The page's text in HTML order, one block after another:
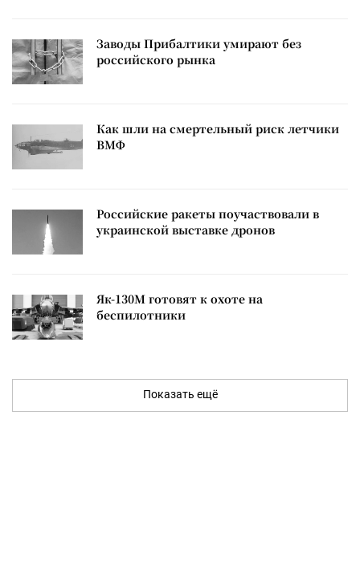
Заводы Прибалтики умирают без
российского рынка
Как шли на смертельный риск летчики
ВМФ
Российские ракеты поучаствовали в
украинской выставке дронов
Як-130М готовят к охоте на
беспилотники
Показать ещё